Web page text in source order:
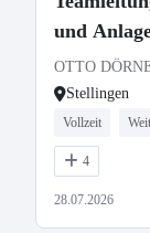
und
OTTO
Stellingen
Vollzeit
4
28.07.2026